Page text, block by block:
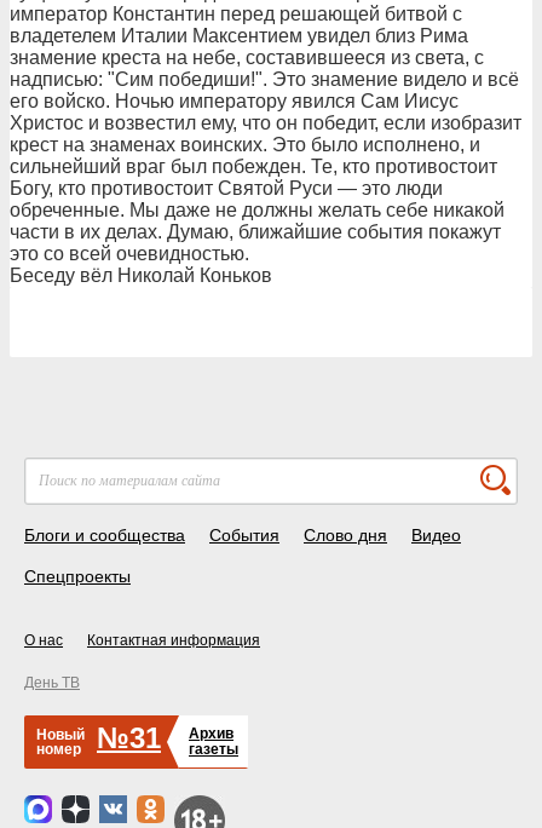
император Константин перед решающей битвой с
владетелем Италии Максентием увидел близ Рима
знамение креста на небе, составившееся из света, с
надписью: "Сим победиши!". Это знамение видело и всё
его войско. Ночью императору явился Сам Иисус
Христос и возвестил ему, что он победит, если изобразит
крест на знаменах воинских. Это было исполнено, и
сильнейший враг был побежден. Те, кто противостоит
Богу, кто противостоит Святой Руси — это люди
обреченные. Мы даже не должны желать себе никакой
части в их делах. Думаю, ближайшие события покажут
это со всей очевидностью.
Беседу вёл Николай Коньков
Блоги и сообщества События Слово дня Видео
Спецпроекты
О нас Контактная информация
День ТВ
Новый
номер
№31
Архив
газеты